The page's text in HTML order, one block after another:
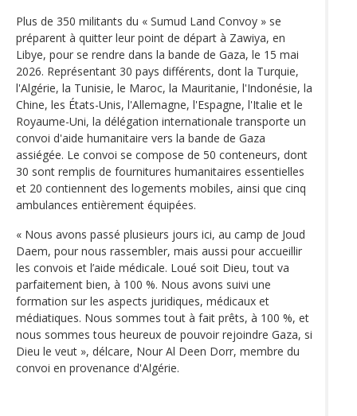
Plus de 350 militants du « Sumud Land Convoy » se
préparent à quitter leur point de départ à Zawiya, en
Libye, pour se rendre dans la bande de Gaza, le 15 mai
2026. Représentant 30 pays différents, dont la Turquie,
l'Algérie, la Tunisie, le Maroc, la Mauritanie, l'Indonésie, la
Chine, les États-Unis, l'Allemagne, l'Espagne, l'Italie et le
Royaume-Uni, la délégation internationale transporte un
convoi d'aide humanitaire vers la bande de Gaza
assiégée. Le convoi se compose de 50 conteneurs, dont
30 sont remplis de fournitures humanitaires essentielles
et 20 contiennent des logements mobiles, ainsi que cinq
ambulances entièrement équipées.
« Nous avons passé plusieurs jours ici, au camp de Joud
Daem, pour nous rassembler, mais aussi pour accueillir
les convois et l’aide médicale. Loué soit Dieu, tout va
parfaitement bien, à 100 %. Nous avons suivi une
formation sur les aspects juridiques, médicaux et
médiatiques. Nous sommes tout à fait prêts, à 100 %, et
nous sommes tous heureux de pouvoir rejoindre Gaza, si
Dieu le veut », délcare, Nour Al Deen Dorr, membre du
convoi en provenance d'Algérie.